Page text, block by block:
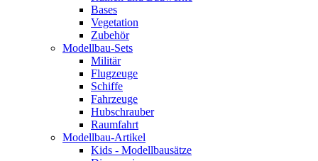
Bases
Vegetation
Zubehör
Modellbau-Sets
Militär
Flugzeuge
Schiffe
Fahrzeuge
Hubschrauber
Raumfahrt
Modellbau-Artikel
Kids - Modellbausätze